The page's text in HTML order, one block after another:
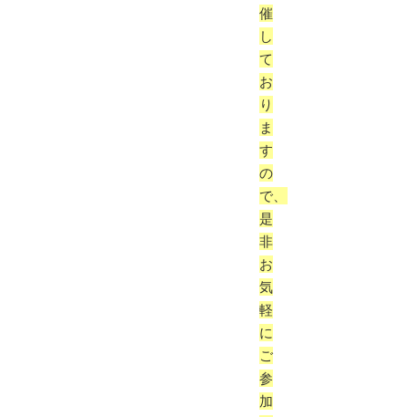
催
し
て
お
り
ま
す
の
で、
是
非
お
気
軽
に
ご
参
加